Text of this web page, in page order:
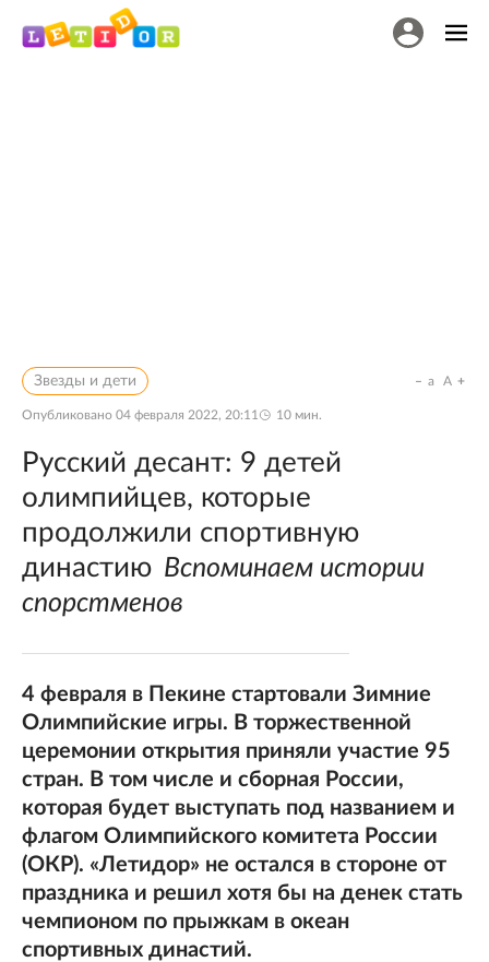
Звезды и дети
Опубликовано 04 февраля 2022, 20:11 10 мин.
a A
Русский десант: 9 детей
олимпийцев, которые
продолжили спортивную
династию Вспоминаем истории
спорстменов
4 февраля в Пекине стартовали Зимние
Олимпийские игры. В торжественной
церемонии открытия приняли участие 95
стран. В том числе и сборная России,
которая будет выступать под названием и
флагом Олимпийского комитета России
(ОКР). «Летидор» не остался в стороне от
праздника и решил хотя бы на денек стать
чемпионом по прыжкам в океан
спортивных династий.